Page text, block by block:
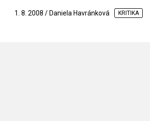
1. 8. 2008 / Daniela Havránková KRITIKA